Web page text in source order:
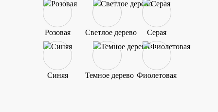
Розовая Светлое дерево Серая
Синяя Темное дерево Фиолетовая